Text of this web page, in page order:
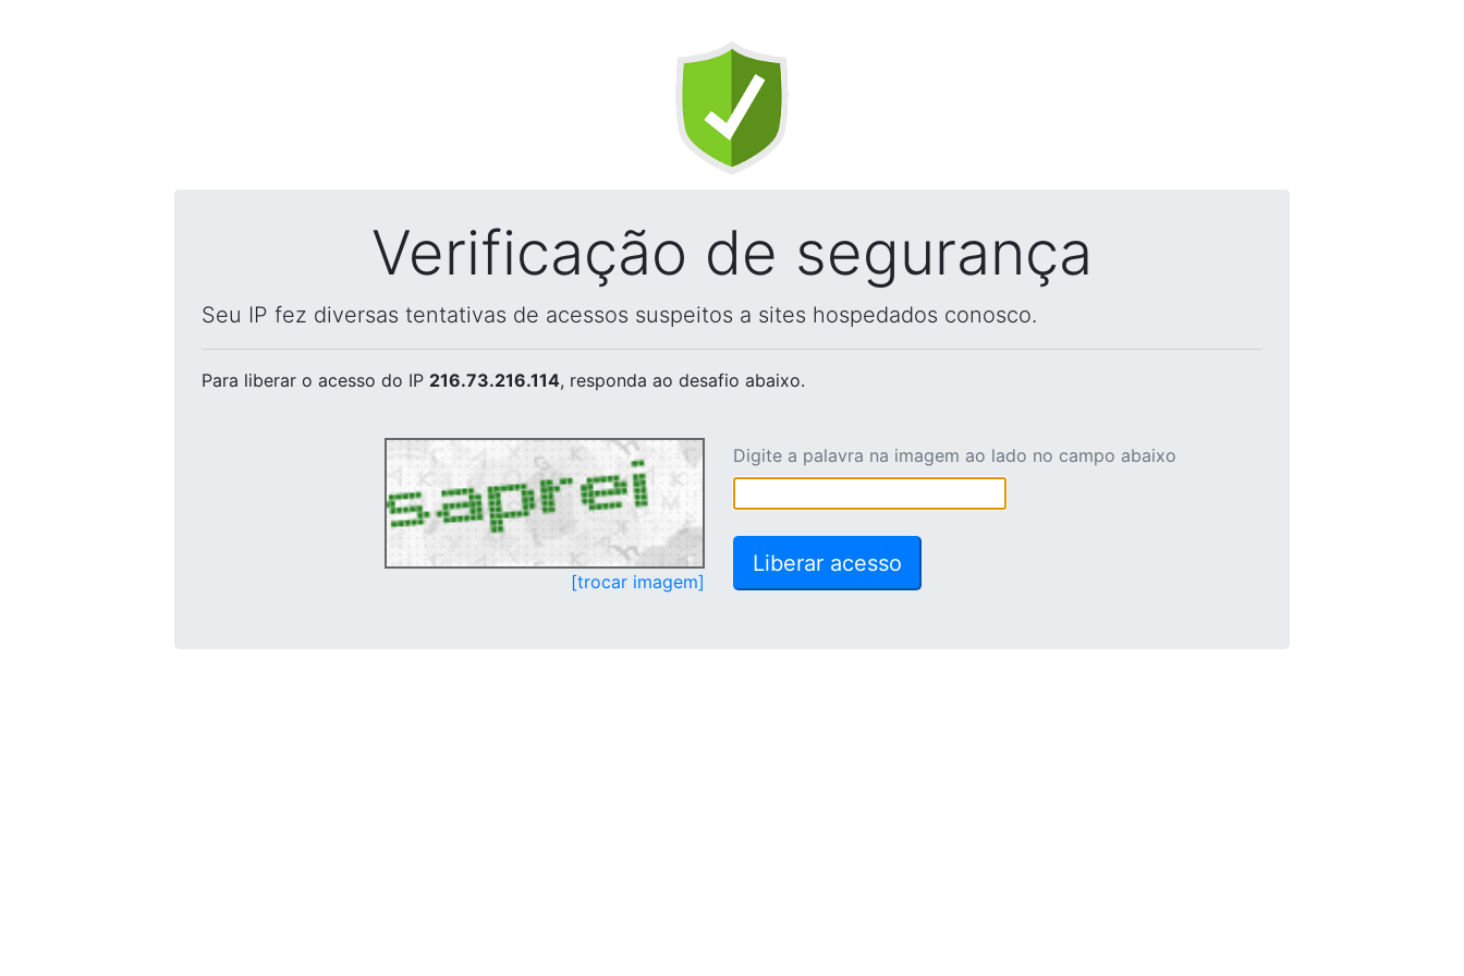
Verificação de segurança
Seu IP fez diversas tentativas de acessos suspeitos a sites hospedados conosco.
Para liberar o acesso do IP 216.73.216.114, responda ao desafio abaixo.
[trocar imagem]
Digite a palavra na imagem ao lado no campo abaixo